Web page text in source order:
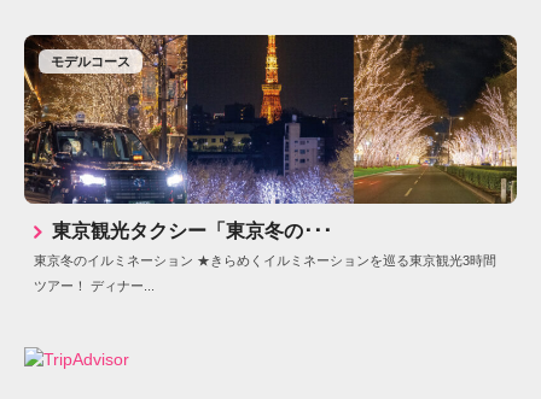
モデルコース
東京観光タクシー「東京冬の･･･
東京冬のイルミネーション ★きらめくイルミネーションを巡る東京観光3時間
ツアー！ ディナー...